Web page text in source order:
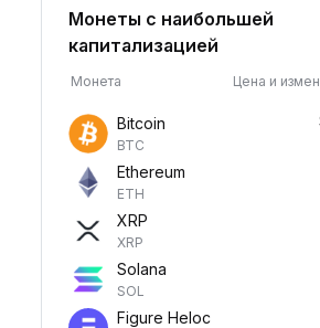
Монеты с наибольшей
капитализацией
Монета Цена и
Bitcoin
BTC
Ethereum
ETH
XRP
XRP
Solana
SOL
Figure Heloc